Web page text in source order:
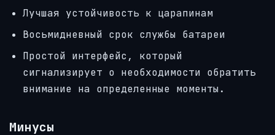
Лучшая устойчивость к царапинам
Восьмидневный срок службы батареи
Простой интерфейс, который
сигнализирует о необходимости обратить
внимание на определенные моменты.
Минусы